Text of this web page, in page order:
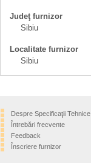
Judeţ furnizor
Sibiu
Localitate furnizor
Sibiu
Despre Specificaţii Tehnice
Întrebări frecvente
Feedback
Înscriere furnizor